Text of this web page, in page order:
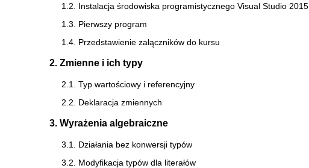
1.2. Instalacja środowiska programistycznego Visual Studio 2015
1.3. Pierwszy program
1.4. Przedstawienie załączników do kursu
2. Zmienne i ich typy
2.1. Typ wartościowy i referencyjny
2.2. Deklaracja zmiennych
3. Wyrażenia algebraiczne
3.1. Działania bez konwersji typów
3.2. Modyfikacja typów dla literałów